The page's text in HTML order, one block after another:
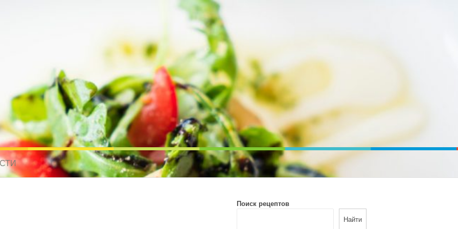
рецепты для всех
РЕЦЕПТЫ ДЛЯ МУЛЬТИВАРКИ. РЕЦЕПТЫ ДЛЯ МИКРОВОЛНОВОЙ ПЕЧИ. ДИЕТИЧЕСКОЕ ПИТАНИЕ
Поиск рецептов
Найти